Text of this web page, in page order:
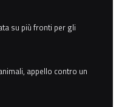
su più fronti per gli
appello contro un